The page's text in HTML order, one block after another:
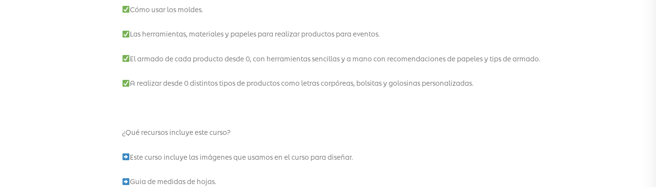
Cómo usar los moldes.
Las herramientas, materiales y papeles para realizar productos para eventos.
El armado de cada producto desde 0, con herramientas sencillas y a mano con recomendaciones de papeles y tips de armado.
A realizar desde 0 distintos tipos de productos como letras corpóreas, bolsitas y golosinas personalizadas.
¿Qué recursos incluye este curso?
Este curso incluye las imágenes que usamos en el curso para diseñar.
Guia de medidas de hojas.